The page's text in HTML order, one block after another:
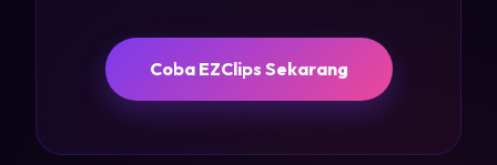
Coba EZClips Sekarang